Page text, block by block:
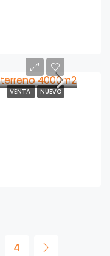
VENTA NUEVO
4